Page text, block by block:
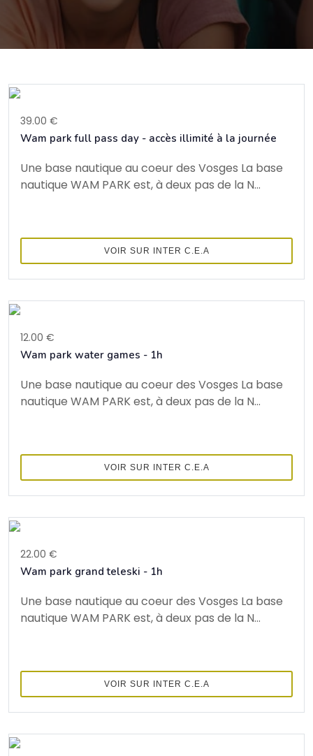
39.00 €
Wam park full pass day - accès illimité à la journée
Une base nautique au coeur des Vosges La base
nautique WAM PARK est, à deux pas de la N...
VOIR SUR INTER C.E.A
12.00 €
Wam park water games - 1h
Une base nautique au coeur des Vosges La base
nautique WAM PARK est, à deux pas de la N...
VOIR SUR INTER C.E.A
22.00 €
Wam park grand teleski - 1h
Une base nautique au coeur des Vosges La base
nautique WAM PARK est, à deux pas de la N...
VOIR SUR INTER C.E.A